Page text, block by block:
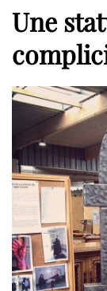
Une